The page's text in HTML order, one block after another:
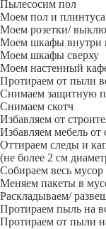
Пылесосим пол
Моем пол и плинтуса
Моем розетки/
Моем шкафы внутри
Моем шкафы сверху
Моем настенный
Протираем от пыли
Снимаем защитную
Снимаем скотч
Избавляем от
Избавляем мебель
Оттираем следы и
(не более 2 см
Собираем весь мусор
Меняем пакеты в
Раскладываем/
Протираем пыль на
Протираем от пыли